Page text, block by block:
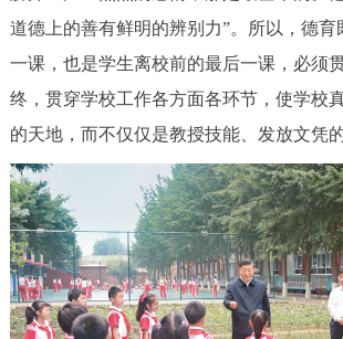
道德上的善有鲜明的辨别力”。所以，德育
一课，也是学生离校前的最后一课，必须
终，贯穿学校工作各方面各环节，使学校
的天地，而不仅仅是教授技能、发放文凭的